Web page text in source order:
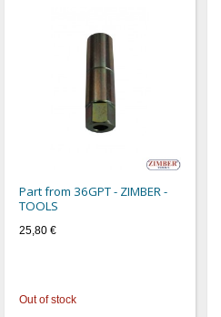
Part from 36GPT - ZIMBER -
TOOLS
25,80 €
Out of stock